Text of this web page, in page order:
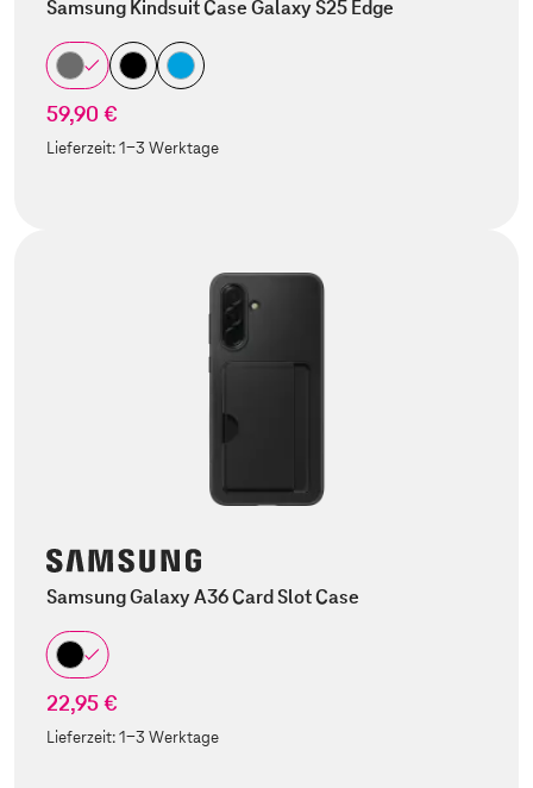
Samsung Kindsuit Case Galaxy S25 Edge
59,90 €
Lieferzeit:1-3 Werktage
Samsung Galaxy A36 Card Slot Case
22,95 €
Lieferzeit:1-3 Werktage